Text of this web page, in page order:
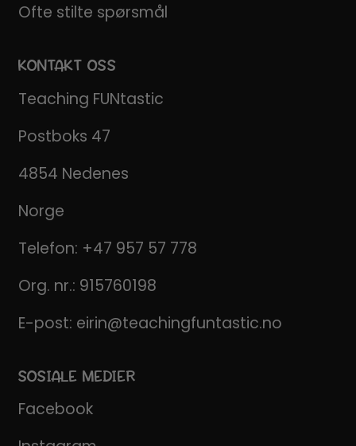
Ofte stilte spørsmål
KONTAKT OSS
Teaching FUNtastic
Postboks 47
4854 Nedenes
Norge
Telefon: +47 957 57 778
Org. nr.: 915760198
E-post: eirin@teachingfuntastic.no
SOSIALE MEDIER
Facebook